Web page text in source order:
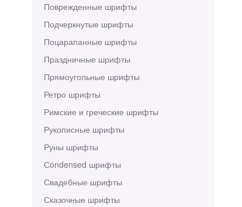
Поврежденные шрифты
Подчеркнутые шрифты
Поцарапанные шрифты
Праздничные шрифты
Прямоугольные шрифты
Ретро шрифты
Римские и греческие шрифты
Рукописные шрифты
Руны шрифты
Сondensed шрифты
Свадебные шрифты
Сказочные шрифты